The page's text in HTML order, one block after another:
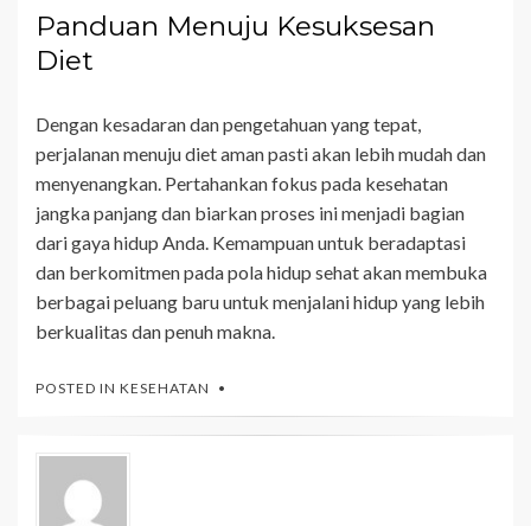
Panduan Menuju Kesuksesan
Diet
Dengan kesadaran dan pengetahuan yang tepat,
perjalanan menuju diet aman pasti akan lebih mudah dan
menyenangkan. Pertahankan fokus pada kesehatan
jangka panjang dan biarkan proses ini menjadi bagian
dari gaya hidup Anda. Kemampuan untuk beradaptasi
dan berkomitmen pada pola hidup sehat akan membuka
berbagai peluang baru untuk menjalani hidup yang lebih
berkualitas dan penuh makna.
POSTED IN KESEHATAN